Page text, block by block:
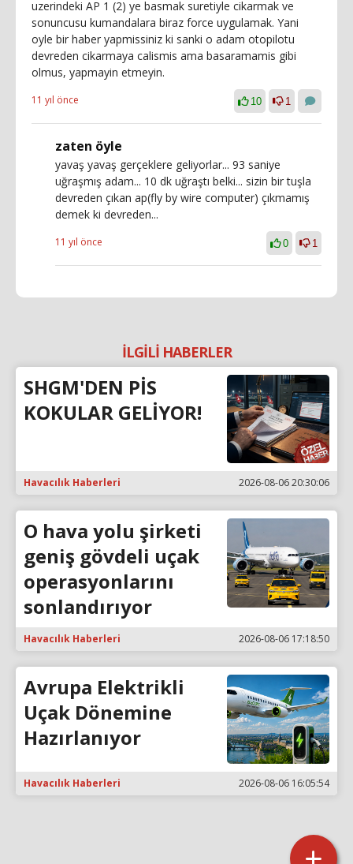
uzerindeki AP 1 (2) ye basmak suretiyle cikarmak ve
sonuncusu kumandalara biraz force uygulamak. Yani
oyle bir haber yapmissiniz ki sanki o adam otopilotu
devreden cikarmaya calismis ama basaramamis gibi
olmus, yapmayin etmeyin.
11 yıl önce 10 1
zaten öyle
yavaş yavaş gerçeklere geliyorlar... 93 saniye
uğraşmış adam... 10 dk uğraştı belki... sizin bir tuşla
devreden çıkan ap(fly by wire computer) çıkmamış
demek ki devreden...
11 yıl önce 0 1
İLGİLİ HABERLER
SHGM'DEN PİS
KOKULAR GELİYOR!
Havacılık Haberleri 2026-08-06 20:30:06
O hava yolu şirketi
geniş gövdeli uçak
operasyonlarını
sonlandırıyor
Havacılık Haberleri 2026-08-06 17:18:50
Avrupa Elektrikli
Uçak Dönemine
Hazırlanıyor
Havacılık Haberleri 2026-08-06 16:05:54